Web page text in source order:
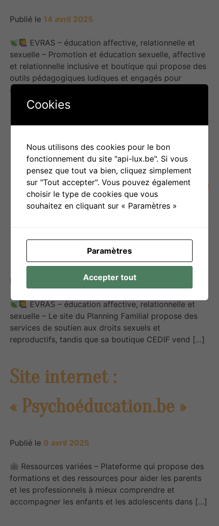
Publié le 14 avril 2025
EVRAS – éducation affective, relationnelle et
sexuelle – Promotion et éducation sexuelle, affective
et relationnelle inclusive et boutique qui propose des
outils pédagogiques ludiques et engagés pour
accompagner enfants, […]
Fédération Laïque de
Centres de Planning
Familial (FLCPF) et centre
de documentation
(CEDIF)
Publié le 14 avril 2025
EVRAS – éducation affective, relationnelle et
sexuelle – Le site du Planning Familial propose des
services de soutien aux droits sexuels et
reproductifs, tandis que sa boutique CEDIF vend […]
Site internet :
« Psychoéducation.be »
Publié le 9 avril 2025
Ressources variées – Plateforme qui propose des
formations et des ressources pour aider les parents
et les professionnels à mieux comprendre et
accompagner les enfants et les adolescents dans […]
Cookies
Nous utilisons des cookies pour le bon
fonctionnement du site "api-lux.be". Si vous
pensez que tout va bien, cliquez simplement
sur "Tout accepter". Vous pouvez également
choisir le type de cookies que vous
souhaitez en cliquant sur « Paramètres »
Paramètres
Accepter tout